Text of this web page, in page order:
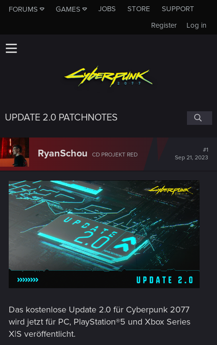
FORUMS GAMES JOBS STORE
SUPPORT
Log in
Register
UPDATE 2.0 PATCHNOTES
RyanSchou CD PROJEKT RED
#1
Sep 21, 2023
Das kostenlose Update 2.0 für Cyberpunk 2077
wird jetzt für PC, PlayStation®5 und Xbox Series
X|S veröffentlicht.